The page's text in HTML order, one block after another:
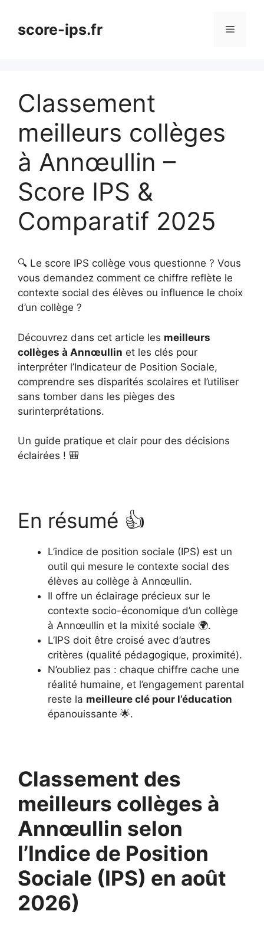
contenuscore-ips.fr Menu
Classement
meilleurs collèges
à Annœullin –
Score IPS &
Comparatif 2025
🔍 Le score IPS collège vous questionne ? Vous
vous demandez comment ce chiffre reflète le
contexte social des élèves ou influence le choix
d’un collège ?
Découvrez dans cet article les meilleurs
collèges à Annœullin et les clés pour
interpréter l’Indicateur de Position Sociale,
comprendre ses disparités scolaires et l’utiliser
sans tomber dans les pièges des
surinterprétations.
Un guide pratique et clair pour des décisions
éclairées ! 🎒
En résumé 👍
L’indice de position sociale (IPS) est un
outil qui mesure le contexte social des
élèves au collège à Annœullin.
Il offre un éclairage précieux sur le
contexte socio-économique d’un collège
à Annœullin et la mixité sociale 🌍.
L’IPS doit être croisé avec d’autres
critères (qualité pédagogique, proximité).
N’oubliez pas : chaque chiffre cache une
réalité humaine, et l’engagement parental
reste la meilleure clé pour l’éducation
épanouissante 🌟.
Classement des
meilleurs collèges à
Annœullin selon
l’Indice de Position
Sociale (IPS) en août
2026)